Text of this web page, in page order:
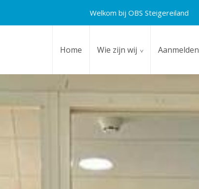
Welkom bij OBS Steigereiland
Home Wie zijn wij Aanmelden